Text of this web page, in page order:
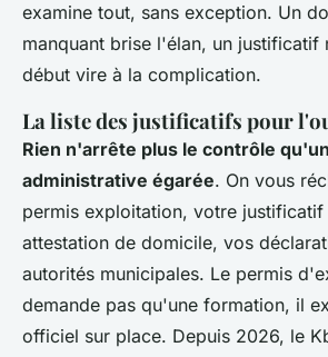
examine tout, sans exception. Un
manquant brise l'élan, un justificatif
début vire à la complication.
La liste des justificatifs pour
Rien n'arrête plus le contrôle
administrative égarée. On vous
permis exploitation, votre
attestation de domicile, vos
autorités municipales. Le permis
demande pas qu'une formation, il
officiel sur place. Depuis 2026, le